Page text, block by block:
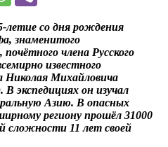
летие со дня рождения
знаменитого
члена Русского
известного
Николая Михайловича
экспедициях он изучал
Азию. В опасных
региону прошёл 31000
сложности 11 лет своей